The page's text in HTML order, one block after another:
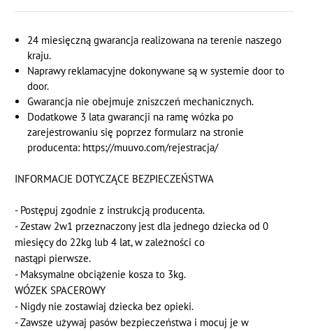
24 miesięczną gwarancja realizowana na terenie naszego
kraju.
Naprawy reklamacyjne dokonywane są w systemie door to
door.
Gwarancja nie obejmuje zniszczeń mechanicznych.
Dodatkowe 3 lata gwarancji na ramę wózka po
zarejestrowaniu się poprzez formularz na stronie
producenta: https://muuvo.com/rejestracja/
INFORMACJE DOTYCZĄCE BEZPIECZEŃSTWA
- Postępuj zgodnie z instrukcją producenta.
- Zestaw 2w1 przeznaczony jest dla jednego dziecka od 0
miesięcy do 22kg lub 4 lat, w zależności co
nastąpi pierwsze.
- Maksymalne obciążenie kosza to 3kg.
WÓZEK SPACEROWY
- Nigdy nie zostawiaj dziecka bez opieki.
- Zawsze używaj pasów bezpieczeństwa i mocuj je w